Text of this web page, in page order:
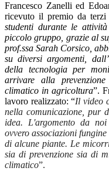
Francesco Zanelli ed
ricevuto il premio da terzi
studenti durante le
piccolo gruppo, grazie al
prof.ssa Sarah Corsico,
su diversi argomenti,
della tecnologia per
arrivare alla
climatico in agricoltura”.
lavoro realizzato: “Il video
nella comunicazione, pur
idea. L'argomento da
ovvero associazioni
di alcune piante. Le
sia di prevenzione sia di
climatico”.